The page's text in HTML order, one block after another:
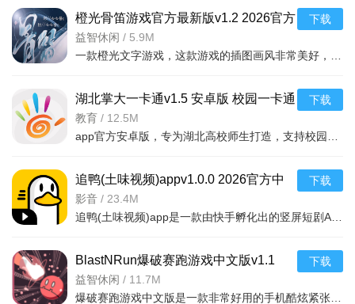
橙光骨笛游戏官方最新版v1.2 2026官方
中文版
益智休闲 / 5.9M
下载
湖北掌大一卡通v1.5 安卓版 校园一卡通
教育 / 12.5M
下载
追鸭(土味视频)appv1.0.0 2026官方中
文版
影音 / 23.4M
下载
BlastNRun爆破赛跑游戏中文版v1.1
2026官方中文版
益智休闲 / 11.7M
下载